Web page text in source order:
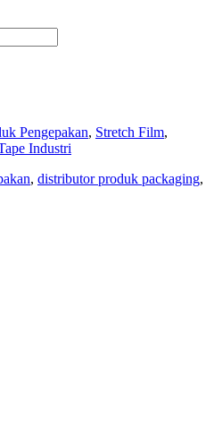
Pengepakan, Stretch Film,
Industri
, distributor produk packaging,